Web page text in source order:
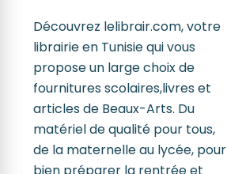
Découvrez lelibrair.com, votre
librairie en Tunisie qui vous
propose un large choix de
fournitures scolaires,livres et
articles de Beaux-Arts. Du
matériel de qualité pour tous,
de la maternelle au lycée, pour
bien préparer la rentrée et